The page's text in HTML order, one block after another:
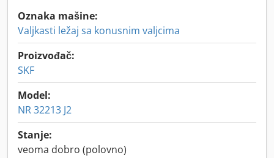
Oznaka mašine:
Valjkasti ležaj sa konusnim valjcima
Proizvođač:
SKF
Model:
NR 32213 J2
Stanje:
veoma dobro (polovno)